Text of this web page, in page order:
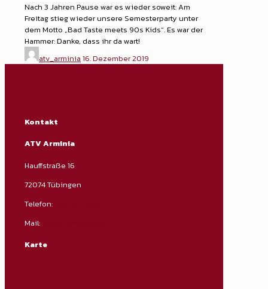
Nach 3 Jahren Pause war es wieder soweit: Am
Freitag stieg wieder unsere Semesterparty unter
dem Motto „Bad Taste meets 90s Kids“. Es war der
Hammer: Danke, dass ihr da wart!
atv_arminia 16. Dezember 2019
Kontakt
ATV Arminia
Hauffstraße 16
72074 Tübingen
Telefon:
Mail:
Karte